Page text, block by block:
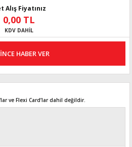
Alış Fiyatınız
0,00 TL
KDV DAHİL
HABER VER
ve Flexi Card’lar dahil değildir.